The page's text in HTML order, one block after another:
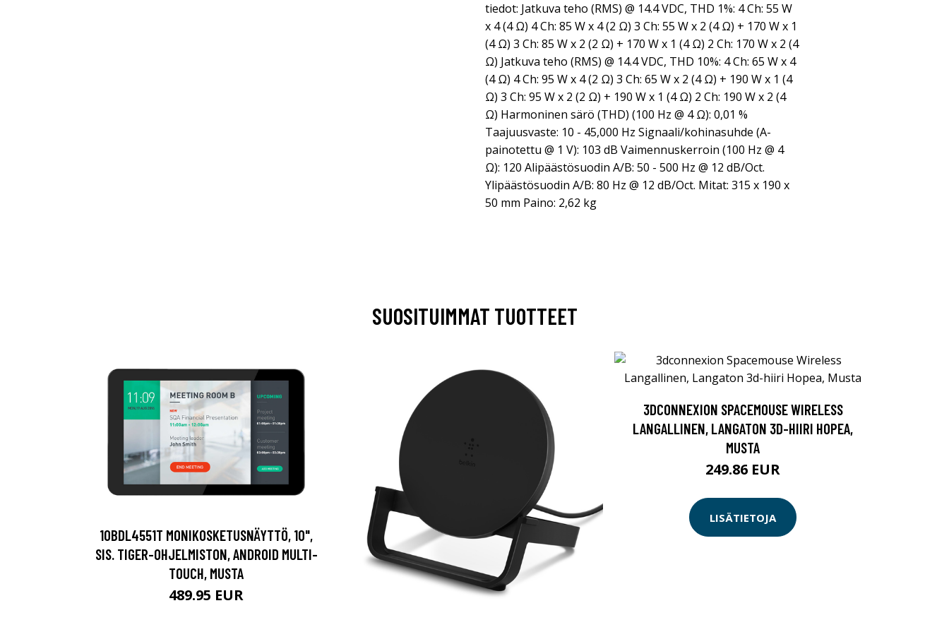
tiedot: Jatkuva teho (RMS) @ 14.4 VDC, THD 1%: 4 Ch: 55 W
x 4 (4 Ω) 4 Ch: 85 W x 4 (2 Ω) 3 Ch: 55 W x 2 (4 Ω) + 170 W x 1
(4 Ω) 3 Ch: 85 W x 2 (2 Ω) + 170 W x 1 (4 Ω) 2 Ch: 170 W x 2 (4
Ω) Jatkuva teho (RMS) @ 14.4 VDC, THD 10%: 4 Ch: 65 W x 4
(4 Ω) 4 Ch: 95 W x 4 (2 Ω) 3 Ch: 65 W x 2 (4 Ω) + 190 W x 1 (4
Ω) 3 Ch: 95 W x 2 (2 Ω) + 190 W x 1 (4 Ω) 2 Ch: 190 W x 2 (4
Ω) Harmoninen särö (THD) (100 Hz @ 4 Ω): 0,01 %
Taajuusvaste: 10 - 45,000 Hz Signaali/kohinasuhde (A-
painotettu @ 1 V): 103 dB Vaimennuskerroin (100 Hz @ 4
Ω): 120 Alipäästösuodin A/B: 50 - 500 Hz @ 12 dB/Oct.
Ylipäästösuodin A/B: 80 Hz @ 12 dB/Oct. Mitat: 315 x 190 x
50 mm Paino: 2,62 kg
SUOSITUIMMAT TUOTTEET
10BDL4551T MONIKOSKETUSNÄYTTÖ, 10",
SIS. TIGER-OHJELMISTON, ANDROID MULTI-
TOUCH, MUSTA
489.95 EUR
3DCONNEXION SPACEMOUSE WIRELESS
LANGALLINEN, LANGATON 3D-HIIRI HOPEA,
MUSTA
249.86 EUR
LISÄTIETOJA